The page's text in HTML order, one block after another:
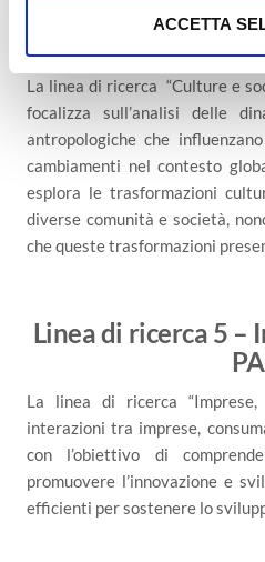
n
ACCETTA
Linea di ricerca 4 –
La linea di ricerca “Culture e
focalizza sull’analisi delle
antropologiche che
cambiamenti nel contesto
esplora le trasformazioni
diverse comunità e società,
che queste trasformazioni
Linea di ricerca 5 –
PA
La linea di ricerca
interazioni tra imprese,
con l’obiettivo di
promuovere l’innovazione e
efficienti per sostenere lo